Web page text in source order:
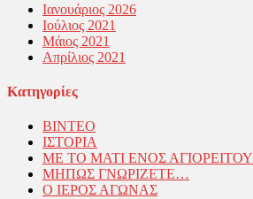
Ιανουάριος 2026
Ιούλιος 2021
Μάιος 2021
Απρίλιος 2021
Kατηγορίες
ΒΙΝΤΕΟ
ΙΣΤΟΡΙΑ
ΜΕ ΤΟ ΜΑΤΙ ΕΝΟΣ ΑΓΙΟΡΕΙΤΟΥ
ΜΗΠΩΣ ΓΝΩΡΙΖΕΤΕ…
Ο ΙΕΡΟΣ ΑΓΩΝΑΣ